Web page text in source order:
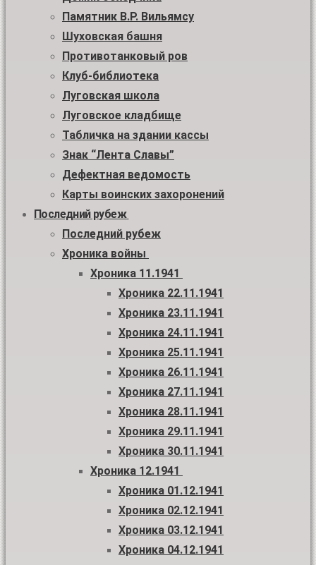
Памятник В.Р. Вильямсу
Шуховская башня
Противотанковый ров
Клуб-библиотека
Луговская школа
Луговское кладбище
Табличка на здании кассы
Знак “Лента Славы”
Дефектная ведомость
Карты воинских захоронений
Последний рубеж
Последний рубеж
Хроника войны
Хроника 11.1941
Хроника 22.11.1941
Хроника 23.11.1941
Хроника 24.11.1941
Хроника 25.11.1941
Хроника 26.11.1941
Хроника 27.11.1941
Хроника 28.11.1941
Хроника 29.11.1941
Хроника 30.11.1941
Хроника 12.1941
Хроника 01.12.1941
Хроника 02.12.1941
Хроника 03.12.1941
Хроника 04.12.1941